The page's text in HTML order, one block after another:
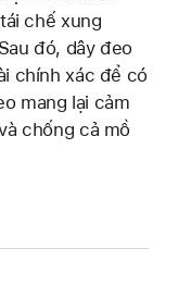
chế xung
đó, dây đeo
chính xác để có
mang lại cảm
chống cả mồ